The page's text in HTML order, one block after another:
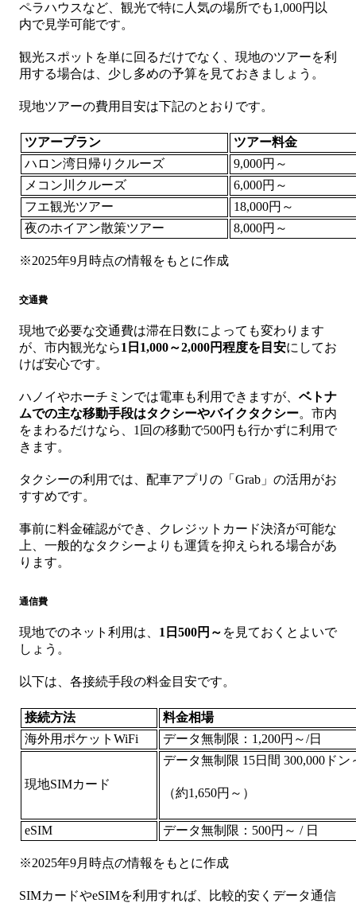
ペラハウスなど、観光で特に人気の場所でも1,000円以
内で見学可能です。
観光スポットを単に回るだけでなく、現地のツアーを利
用する場合は、少し多めの予算を見ておきましょう。
現地ツアーの費用目安は下記のとおりです。
ツアープラン
ツアー料金
ハロン湾日帰りクルーズ
9,000円～
メコン川クルーズ
6,000円～
フエ観光ツアー
18,000円～
夜のホイアン散策ツアー
8,000円～
※2025年9月時点の情報をもとに作成
交通費
現地で必要な交通費は滞在日数によっても変わります
が、市内観光なら1日1,000～2,000円程度を目安にしてお
けば安心です。
ハノイやホーチミンでは電車も利用できますが、 ベトナ
ムでの主な移動手段はタクシーやバイクタクシー。市内
をまわるだけなら、1回の移動で500円も行かずに利用で
きます。
タクシーの利用では、配車アプリの「Grab」の活用がお
すすめです。
事前に料金確認ができ、クレジットカード決済が可能な
上、一般的なタクシーよりも運賃を抑えられる場合があ
ります。
通信費
現地でのネット利用は、 1日500円～ を見ておくとよいで
しょう。
以下は、各接続手段の料金目安です。
接続方法
料金相場
海外用ポケットWiFi
データ無制限：1,200円～/日
現地SIMカード
データ無制限 15日間 300,000ドン
（約1,650円～）
eSIM データ無制限：500円～ / 日
※2025年9月時点の情報をもとに作成
SIMカードやeSIMを利用すれば、比較的安くデータ通信